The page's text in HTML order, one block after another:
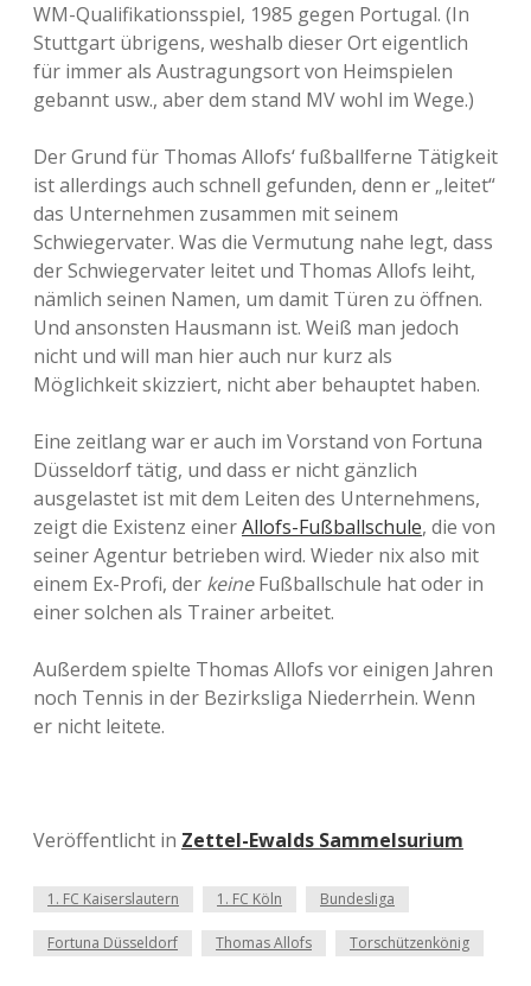
WM-Qualifikationsspiel, 1985 gegen Portugal. (In
Stuttgart übrigens, weshalb dieser Ort eigentlich
für immer als Austragungsort von Heimspielen
gebannt usw., aber dem stand MV wohl im Wege.)
Der Grund für Thomas Allofs‘ fußballferne Tätigkeit
ist allerdings auch schnell gefunden, denn er „leitet“
das Unternehmen zusammen mit seinem
Schwiegervater. Was die Vermutung nahe legt, dass
der Schwiegervater leitet und Thomas Allofs leiht,
nämlich seinen Namen, um damit Türen zu öffnen.
Und ansonsten Hausmann ist. Weiß man jedoch
nicht und will man hier auch nur kurz als
Möglichkeit skizziert, nicht aber behauptet haben.
Eine zeitlang war er auch im Vorstand von Fortuna
Düsseldorf tätig, und dass er nicht gänzlich
ausgelastet ist mit dem Leiten des Unternehmens,
zeigt die Existenz einerAllofs-Fußballschule, die von
seiner Agentur betrieben wird. Wieder nix also mit
einem Ex-Profi, der keineFußballschule hat oder in
einer solchen als Trainer arbeitet.
Außerdem spielte Thomas Allofs vor einigen Jahren
noch Tennis in der Bezirksliga Niederrhein. Wenn
er nicht leitete.
Veröffentlicht in Zettel-Ewalds Sammelsurium
1. FC Kaiserslautern 1. FC Köln Bundesliga
Fortuna Düsseldorf Thomas Allofs Torschützenkönig